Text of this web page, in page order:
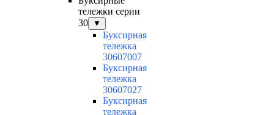
тележки серии
30
▼
Буксирная
тележка
30607007
Буксирная
тележка
30607027
Буксирная
тележка